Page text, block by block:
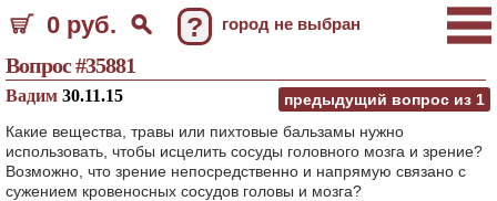
0 руб. ? город не выбран
Вопрос #35881
предыдущий вопрос из 1
Вадим 30.11.15
Какие вещества, травы или пихтовые бальзамы нужно
использовать, чтобы исцелить сосуды головного мозга и зрение?
Возможно, что зрение непосредственно и напрямую связано с
сужением кровеносных сосудов головы и мозга?